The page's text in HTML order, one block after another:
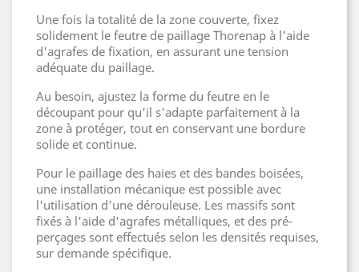
Une fois la totalité de la zone couverte, fixez
solidement le feutre de paillage Thorenap à l'aide
d'agrafes de fixation, en assurant une tension
adéquate du paillage.
Au besoin, ajustez la forme du feutre en le
découpant pour qu'il s'adapte parfaitement à la
zone à protéger, tout en conservant une bordure
solide et continue.
Pour le paillage des haies et des bandes boisées,
une installation mécanique est possible avec
l'utilisation d'une dérouleuse. Les massifs sont
fixés à l'aide d'agrafes métalliques, et des pré-
perçages sont effectués selon les densités requises,
sur demande spécifique.